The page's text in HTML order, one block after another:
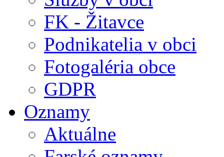
FK - Žitavce
Podnikatelia v obci
Fotogaléria obce
GDPR
Oznamy
Aktuálne